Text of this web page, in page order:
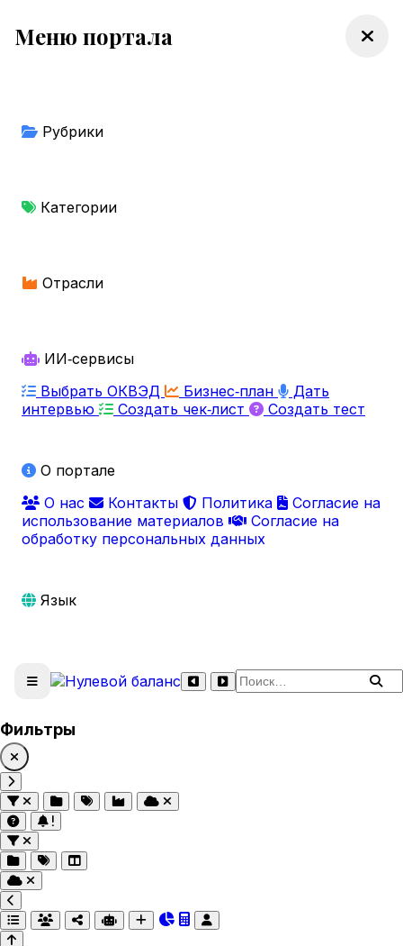
Меню портала
Рубрики
Категории
Отрасли
ИИ‑сервисы
Выбрать ОКВЭД
Бизнес‑план
Дать
интервью
Создать чек‑лист Создать тест
О портале
О нас
Контакты Политика
Согласие на
использование материалов
Согласие на
обработку персональных данных
Язык
Поиск по сайту
Фильтры